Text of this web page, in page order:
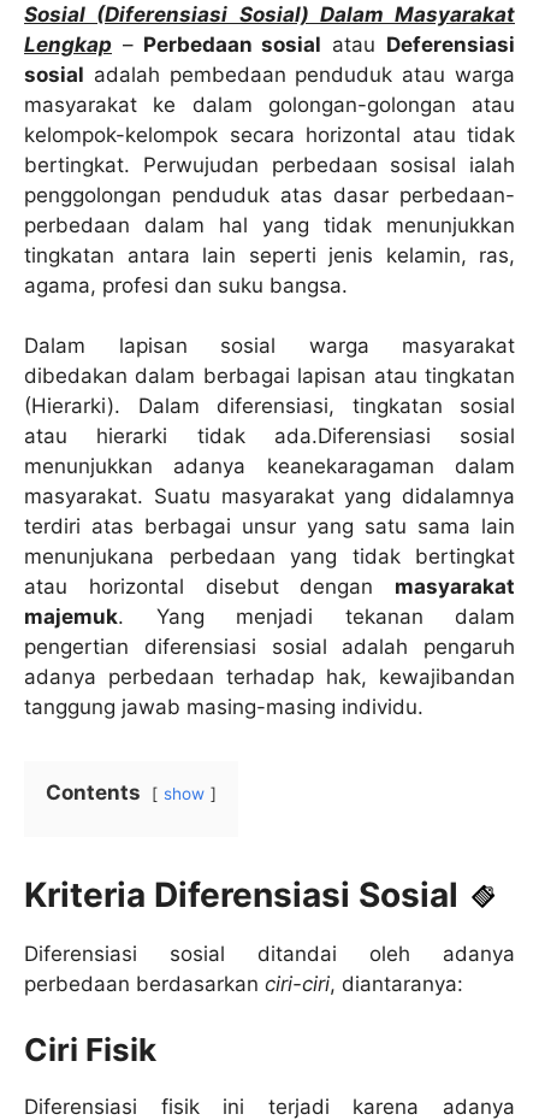
Sosial (Diferensiasi Sosial) Dalam Masyarakat
Lengkap –Perbedaan sosial atau Deferensiasi
sosial adalah pembedaan penduduk atau warga
masyarakat ke dalam golongan-golongan atau
kelompok-kelompok secara horizontal atau tidak
bertingkat. Perwujudan perbedaan sosisal ialah
penggolongan penduduk atas dasar perbedaan-
perbedaan dalam hal yang tidak menunjukkan
tingkatan antara lain seperti jenis kelamin, ras,
agama, profesi dan suku bangsa.
Dalam lapisan sosial warga masyarakat
dibedakan dalam berbagai lapisan atau tingkatan
(Hierarki). Dalam diferensiasi, tingkatan sosial
atau hierarki tidak ada.Diferensiasi sosial
menunjukkan adanya keanekaragaman dalam
masyarakat. Suatu masyarakat yang didalamnya
terdiri atas berbagai unsur yang satu sama lain
menunjukana perbedaan yang tidak bertingkat
atau horizontal disebut dengan masyarakat
majemuk. Yang menjadi tekanan dalam
pengertian diferensiasi sosial adalah pengaruh
adanya perbedaan terhadap hak, kewajibandan
tanggung jawab masing-masing individu.
Contents show
Kriteria Diferensiasi Sosial
Diferensiasi sosial ditandai oleh adanya
perbedaan berdasarkan ciri-ciri, diantaranya:
Ciri Fisik
Diferensiasi fisik ini terjadi karena adanya